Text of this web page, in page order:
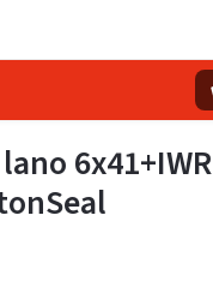
6x41+IWR